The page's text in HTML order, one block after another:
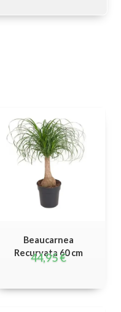
Beaucarnea
Recurvata 60 cm
44,95€